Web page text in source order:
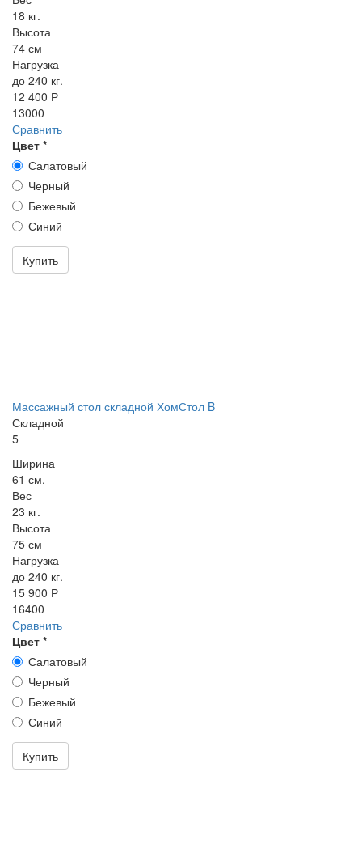
18 кг.
Высота
74 см
Нагрузка
до 240 кг.
12 400 Р
13000
Сравнить
Цвет *
Салатовый
Черный
Бежевый
Синий
Купить
Массажный стол складной ХомСтол B
Складной
5
Ширина
61 см.
Вес
23 кг.
Высота
75 см
Нагрузка
до 240 кг.
15 900 Р
16400
Сравнить
Цвет *
Салатовый
Черный
Бежевый
Синий
Купить